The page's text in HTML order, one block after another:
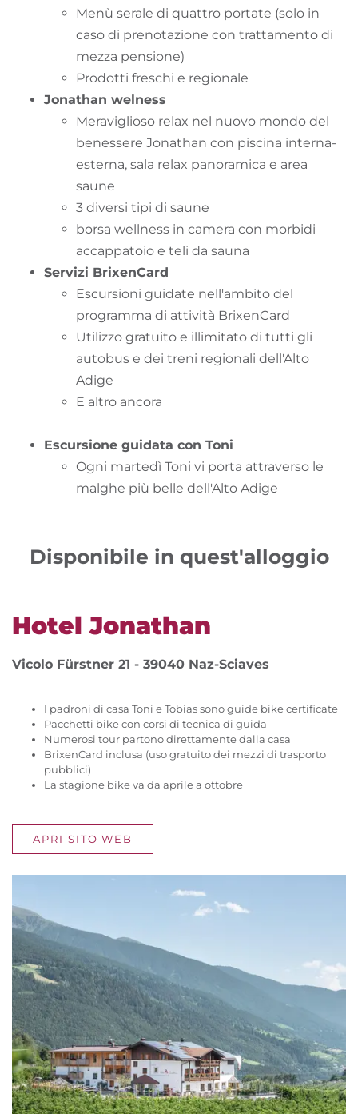
Menù serale di quattro portate (solo in
caso di prenotazione con trattamento di
mezza pensione)
Prodotti freschi e regionale
Jonathan welness
Meraviglioso relax nel nuovo mondo del
benessere Jonathan con piscina interna-
esterna, sala relax panoramica e area
saune
3 diversi tipi di saune
borsa wellness in camera con morbidi
accappatoio e teli da sauna
Servizi BrixenCard
Escursioni guidate nell'ambito del
programma di attività BrixenCard
Utilizzo gratuito e illimitato di tutti gli
autobus e dei treni regionali dell'Alto
Adige
E altro ancora
Escursione guidata con Toni
Ogni martedì Toni vi porta attraverso le
malghe più belle dell'Alto Adige
Disponibile in quest'alloggio
Hotel Jonathan
Vicolo Fürstner 21 - 39040 Naz-Sciaves
I padroni di casa Toni e Tobias sono guide bike certificate
Pacchetti bike con corsi di tecnica di guida
Numerosi tour partono direttamente dalla casa
BrixenCard inclusa (uso gratuito dei mezzi di trasporto
pubblici)
La stagione bike va da aprile a ottobre
APRI SITO WEB